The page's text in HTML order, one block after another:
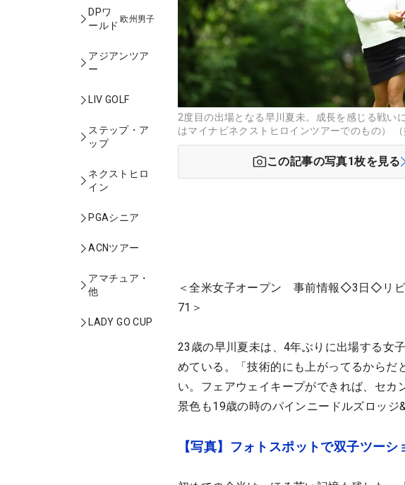
DPワ
ールド
欧州男子
アジアンツア
ー
LIV GOLF
ステップ・ア
ップ
ネクストヒロ
イン
PGAシニア
ACNツアー
アマチュア・
他
LADY GO CUP
2度目の出場となる早川夏未。成長を感じる戦い
はマイナビネクストヒロインツアーでのもの） （
この記事の写真1枚を見る
＜全米女子オープン 事前情報◇3日◇リ
71＞
23歳の早川夏未は、4年ぶりに出場する女
めている。「技術的にも上がってるからだ
い。フェアウェイキープができれば、セカ
景色も19歳の時のパインニードルズロッジ
【写真】フォトスポットで双子ツーシ